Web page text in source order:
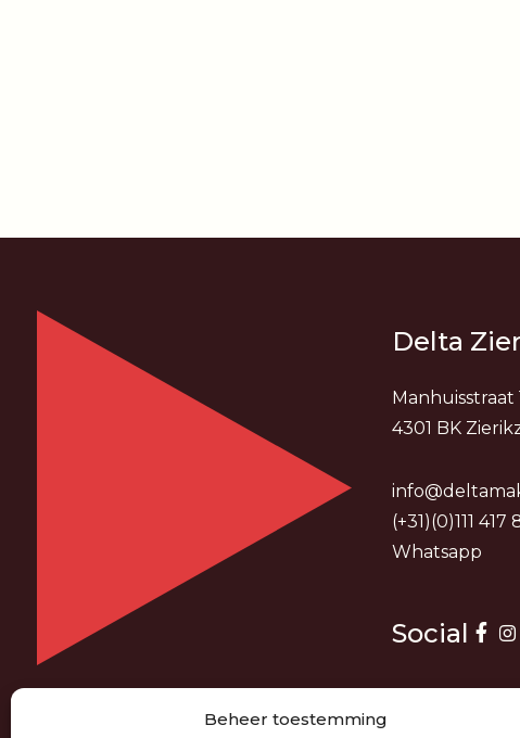
Beheer toestemming
Delta
Manhuisstraat
4301 BK
(+31)(0)111 417
Whatsapp
Social